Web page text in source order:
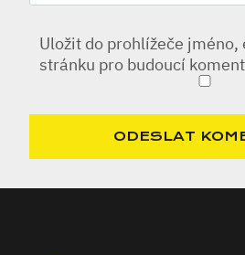
Uložit do prohlížeče
stránku pro budoucí